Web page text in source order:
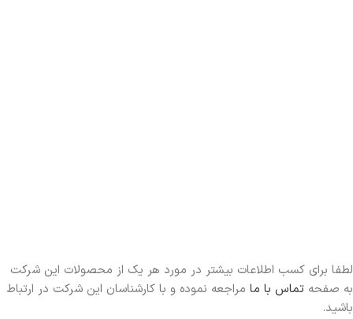
لطفا برای کسب اطلاعات بیشتر در مورد هر یک از محصولات این شرکت
به صفحه تماس با ما مراجعه نموده و با کارشناسان این شرکت در ارتباط
باشید.